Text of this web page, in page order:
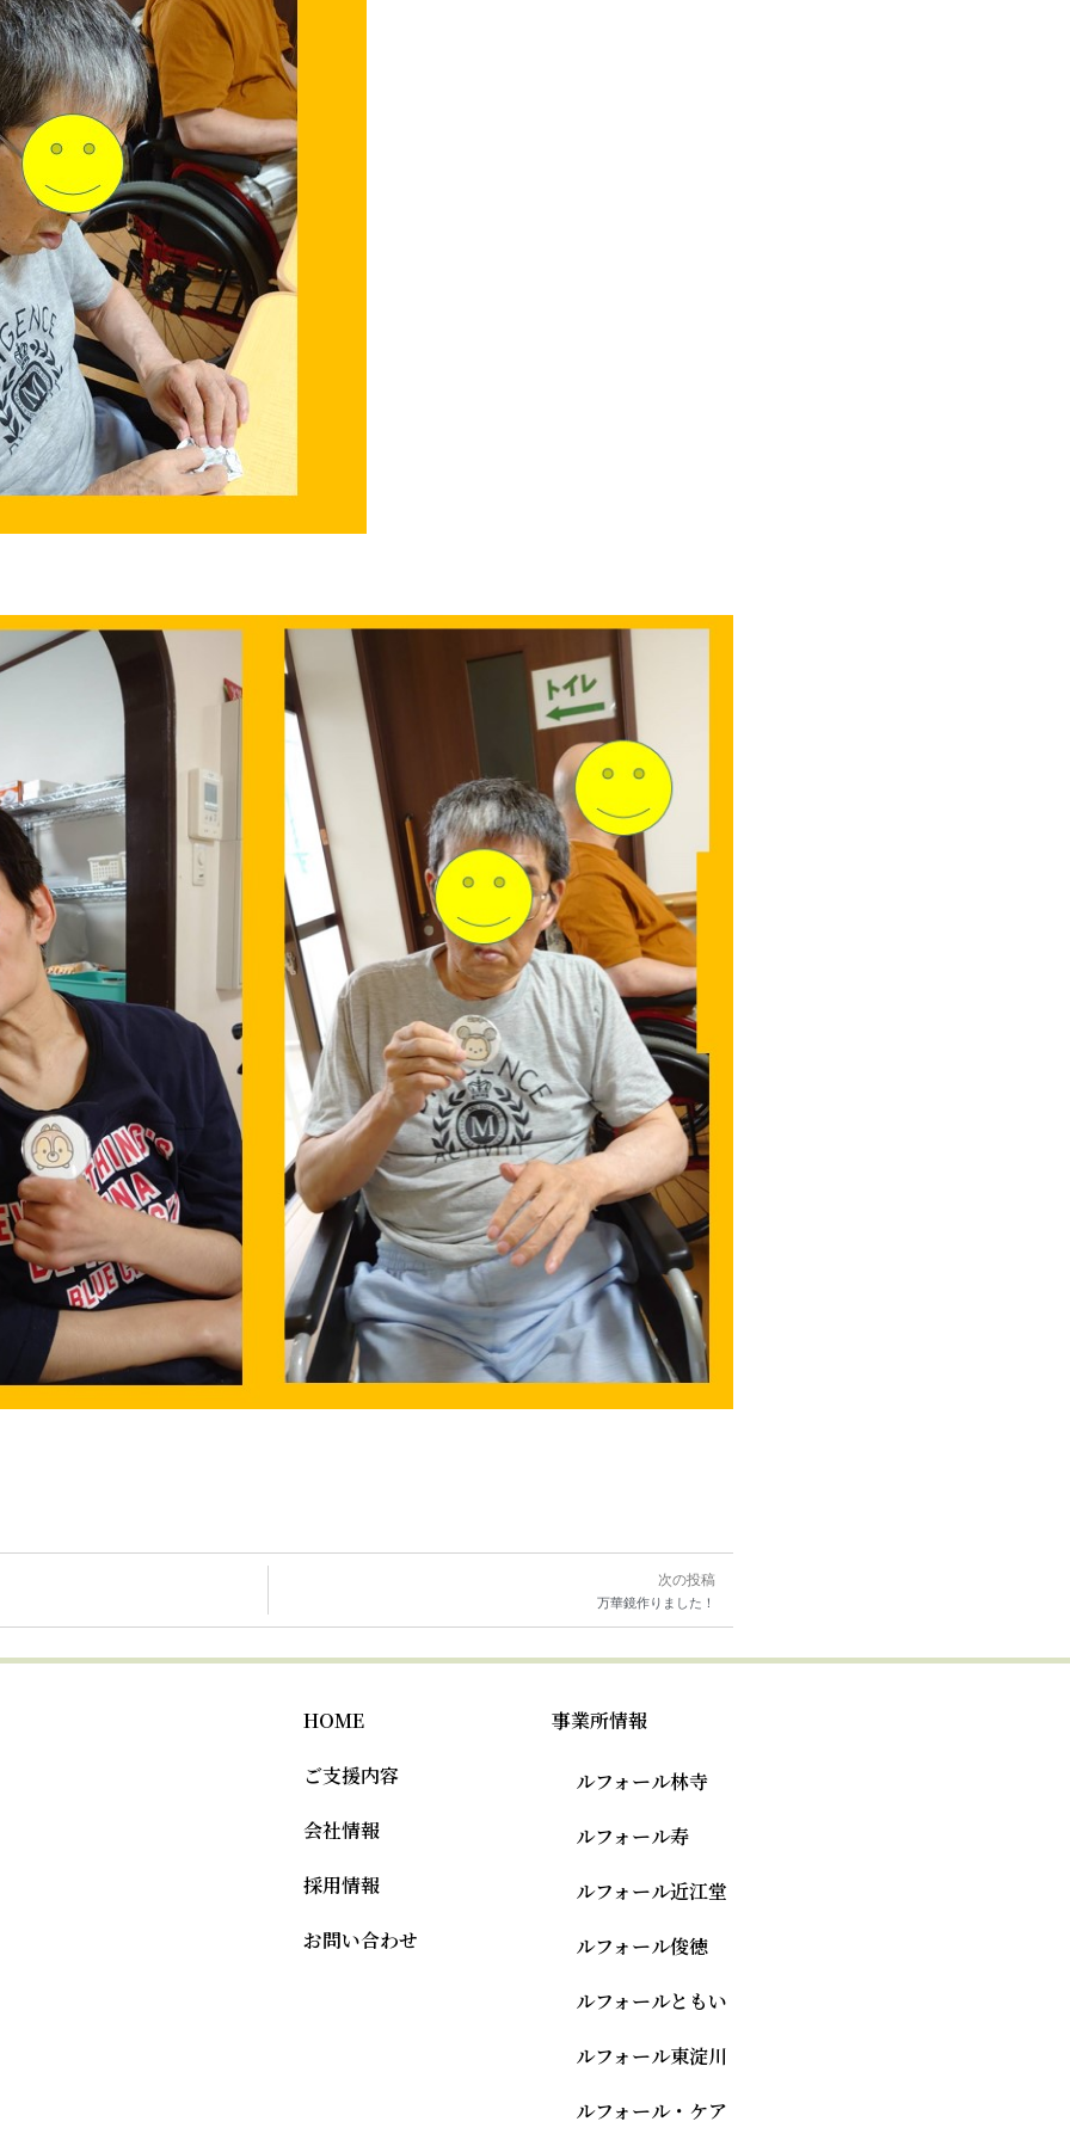
次の投稿
万華鏡作りました！
HOME
ご支援内容
会社情報
採用情報
お問い合わせ
事業所情報
ルフォール林寺
ルフォール寿
ルフォール近江堂
ルフォール俊徳
ルフォールともい
ルフォール東淀川
ルフォール・ケア